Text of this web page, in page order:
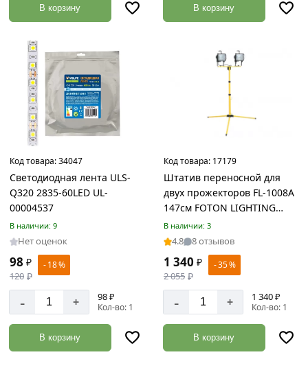
акции:
4
Труба
круглая
ВГП
/
ЭСВ
Товаров
по
акции:
9
Листовой
прокат
по
акции:
25
СВ
Товаров
по
акции:
4
В корзину В корзину
Код товара:34047
Светодиодная лента ULS-
Q320 2835-60LED UL-
00004537
В наличии: 9
Нет оценок
98 ₽
120 ₽
- 18 %
- + 98 ₽
Кол-во: 1
В корзину
Код товара: 17179
Штатив переносной для
двух прожекторов FL-1008A
147см FOTON LIGHTING
желтый
В наличии: 3
4.8 8 отзывов
1 340 ₽
2 055 ₽
- 35 %
- + 1 340 ₽
Кол-во: 1
В корзину